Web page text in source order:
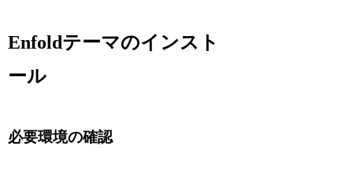
Enfoldテーマのインスト
ール
必要環境の確認